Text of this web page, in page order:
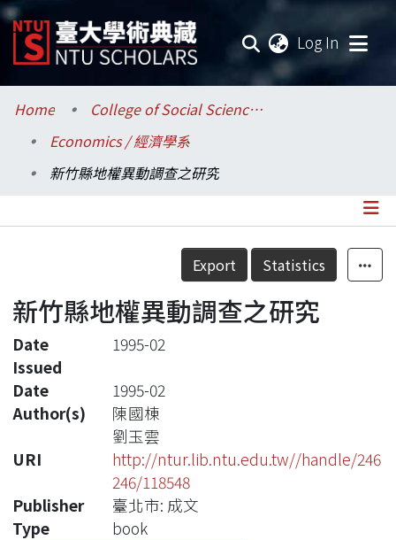
Log In
Communities & Collections
Research Outputs
Statistics
Home
College of Social Sciences / 社會科學院
Economics / 經濟學系
新竹縣地權異動調查之研究
Details
Export Statistics
新竹縣地權異動調查之研究
Date
Issued
1995-02
Date
1995-02
Author(s)
陳國棟
劉玉雲
URI
http://ntur.lib.ntu.edu.tw//handle/246
246/118548
Publisher
臺北市: 成文
Type
book